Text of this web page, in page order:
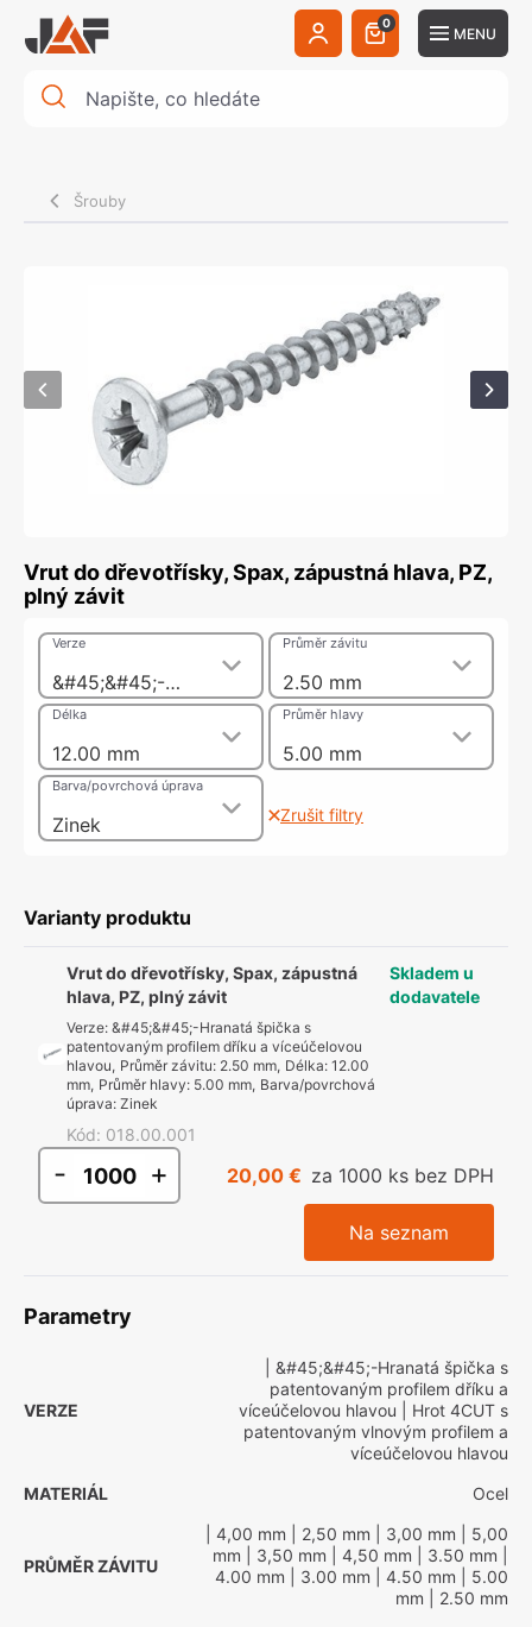
0
MENU
Šrouby
Vrut do dřevotřísky, Spax, zápustná hlava, PZ,
plný závit
&#45;&#45;-Hranatá špička s patentovaným profilem dříku a víceúčelovou hlavou
Verze
2.50 mm
Průměr závitu
12.00 mm
Délka
5.00 mm
Průměr hlavy
Zinek
Barva/povrchová úprava
Zrušit filtry
Varianty produktu
Vrut do dřevotřísky, Spax, zápustná
hlava, PZ, plný závit
Verze: &#45;&#45;-Hranatá špička s
patentovaným profilem dříku a víceúčelovou
hlavou, Průměr závitu: 2.50 mm, Délka: 12.00
mm, Průměr hlavy: 5.00 mm, Barva/povrchová
úprava: Zinek
Kód: 018.00.001
Skladem u
dodavatele
- + 20,00 € za 1000 ks bez DPH
Na seznam
Parametry
VERZE
| &#45;&#45;-Hranatá špička s
patentovaným profilem dříku a
víceúčelovou hlavou | Hrot 4CUT s
patentovaným vlnovým profilem a
víceúčelovou hlavou
MATERIÁL
Ocel
PRŮMĚR ZÁVITU
| 4,00 mm | 2,50 mm | 3,00 mm | 5,00
mm | 3,50 mm | 4,50 mm | 3.50 mm
4.00 mm | 3.00 mm | 4.50 mm | 5.00
mm | 2.50 mm